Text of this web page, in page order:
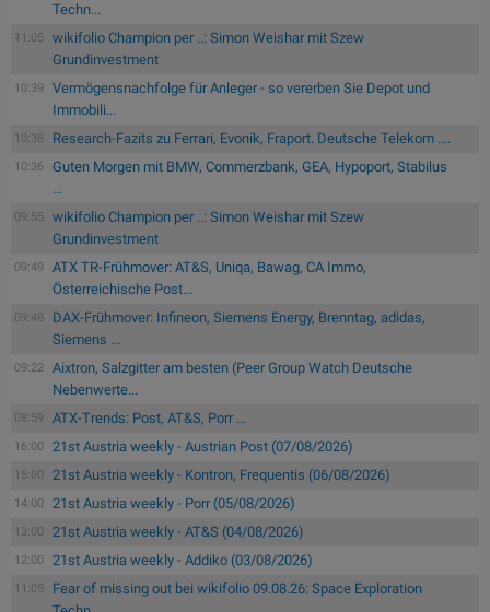
Techn...
11:05
wikifolio Champion per ..: Simon Weishar mit Szew
Grundinvestment
10:39
Vermögensnachfolge für Anleger - so vererben Sie Depot und
Immobili...
10:38 Research-Fazits zu Ferrari, Evonik, Fraport. Deutsche Telekom ....
10:36
Guten Morgen mit BMW, Commerzbank, GEA, Hypoport, Stabilus
...
09:55
wikifolio Champion per ..: Simon Weishar mit Szew
Grundinvestment
09:49
ATX TR-Frühmover: AT&S, Uniqa, Bawag, CA Immo,
Österreichische Post...
09:48
DAX-Frühmover: Infineon, Siemens Energy, Brenntag, adidas,
Siemens ...
09:22
Aixtron, Salzgitter am besten (Peer Group Watch Deutsche
Nebenwerte...
08:59 ATX-Trends: Post, AT&S, Porr ...
16:00 21st Austria weekly - Austrian Post (07/08/2026)
15:00 21st Austria weekly - Kontron, Frequentis (06/08/2026)
14:00 21st Austria weekly - Porr (05/08/2026)
13:00 21st Austria weekly - AT&S (04/08/2026)
12:00 21st Austria weekly - Addiko (03/08/2026)
11:05
Fear of missing out bei wikifolio 09.08.26: Space Exploration